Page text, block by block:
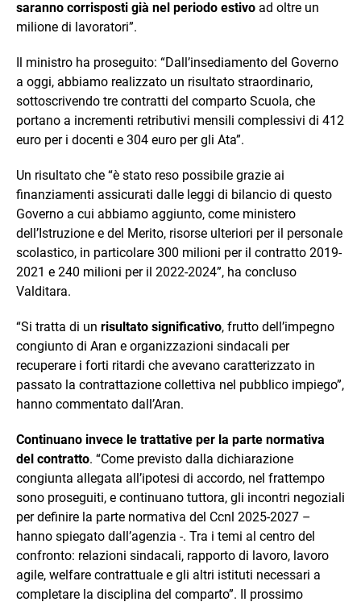
saranno corrisposti già nel periodo estivo ad oltre un
milione di lavoratori”.
Il ministro ha proseguito: “Dall’insediamento del Governo
a oggi, abbiamo realizzato un risultato straordinario,
sottoscrivendo tre contratti del comparto Scuola, che
portano a incrementi retributivi mensili complessivi di 412
euro per i docenti e 304 euro per gli Ata”.
Un risultato che “è stato reso possibile grazie ai
finanziamenti assicurati dalle leggi di bilancio di questo
Governo a cui abbiamo aggiunto, come ministero
dell’Istruzione e del Merito, risorse ulteriori per il personale
scolastico, in particolare 300 milioni per il contratto 2019-
2021 e 240 milioni per il 2022-2024”, ha concluso
Valditara.
“Si tratta di un risultato significativo, frutto dell’impegno
congiunto di Aran e organizzazioni sindacali per
recuperare i forti ritardi che avevano caratterizzato in
passato la contrattazione collettiva nel pubblico impiego”,
hanno commentato dall’Aran.
Continuano invece le trattative per la parte normativa
del contratto. “Come previsto dalla dichiarazione
congiunta allegata all’ipotesi di accordo, nel frattempo
sono proseguiti, e continuano tuttora, gli incontri negoziali
per definire la parte normativa del Ccnl 2025-2027 –
hanno spiegato dall’agenzia -. Tra i temi al centro del
confronto: relazioni sindacali, rapporto di lavoro, lavoro
agile, welfare contrattuale e gli altri istituti necessari a
completare la disciplina del comparto”. Il prossimo